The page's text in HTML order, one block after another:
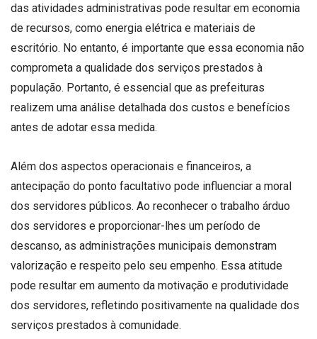
das atividades administrativas pode resultar em economia
de recursos, como energia elétrica e materiais de
escritório. No entanto, é importante que essa economia não
comprometa a qualidade dos serviços prestados à
população. Portanto, é essencial que as prefeituras
realizem uma análise detalhada dos custos e benefícios
antes de adotar essa medida.
Além dos aspectos operacionais e financeiros, a
antecipação do ponto facultativo pode influenciar a moral
dos servidores públicos. Ao reconhecer o trabalho árduo
dos servidores e proporcionar-lhes um período de
descanso, as administrações municipais demonstram
valorização e respeito pelo seu empenho. Essa atitude
pode resultar em aumento da motivação e produtividade
dos servidores, refletindo positivamente na qualidade dos
serviços prestados à comunidade.